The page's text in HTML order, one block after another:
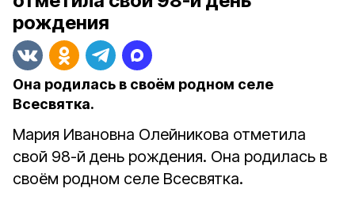
рождения
Она родилась в своём родном селе
Всесвятка.
Мария Ивановна Олейникова отметила
свой 98-й день рождения. Она родилась в
своём родном селе Всесвятка.